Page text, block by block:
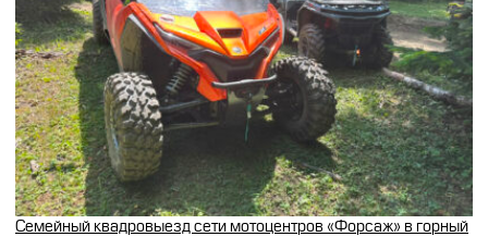
Семейный квадровыезд сети мотоцентров «Форсаж» в горный